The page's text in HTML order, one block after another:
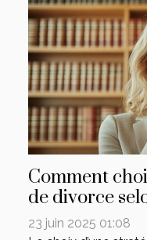
Comment
de divorce
23 juin 2025 01:08